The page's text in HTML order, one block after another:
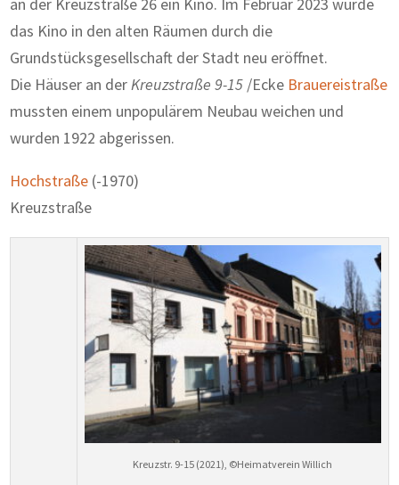
das Kino in den alten Räumen durch die
Grundstücksgesellschaft der Stadt neu eröffnet.
Die Häuser an derKreuzstraße 9-15 /Ecke Brauereistraße
mussten einem unpopulärem Neubau weichen und
wurden 1922 abgerissen.
Hochstraße (-1970)
Kreuzstraße
Kreuzstr. 9-15 (2021), ©Heimatverein Willich